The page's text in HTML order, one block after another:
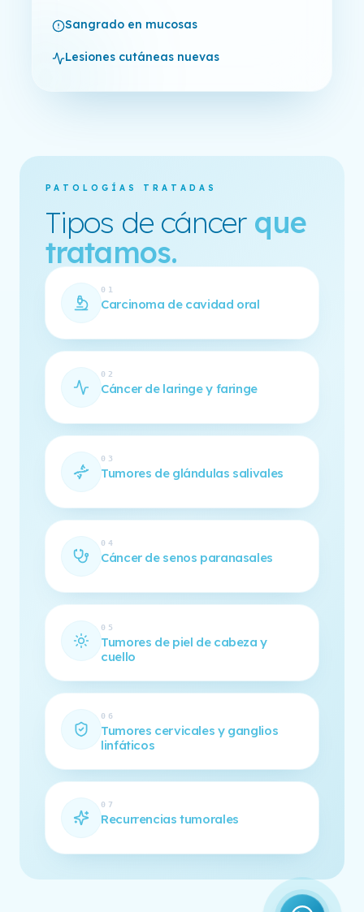
Sangrado en mucosas
Lesiones cutáneas nuevas
PATOLOGÍAS TRATADAS
Tipos de cáncer que
tratamos.
01
Carcinoma de cavidad oral
02
Cáncer de laringe y faringe
03
Tumores de glándulas salivales
04
Cáncer de senos paranasales
05
Tumores de piel de cabeza y
cuello
06
Tumores cervicales y ganglios
linfáticos
07
Recurrencias tumorales